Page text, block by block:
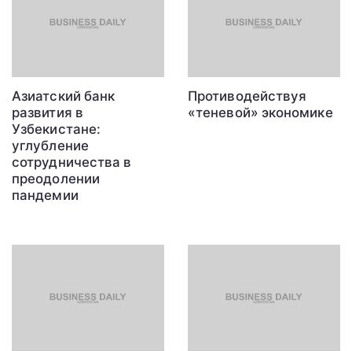
Азиатский банк
развития в
Узбекистане:
углубление
сотрудничества в
преодолении
пандемии
Противодействуя
«теневой» экономике